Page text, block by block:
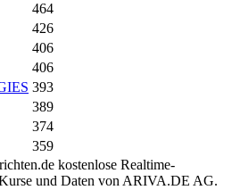
464
426
406
406
393
389
374
359
kostenlose Realtime-
und Daten von ARIVA.DE AG.